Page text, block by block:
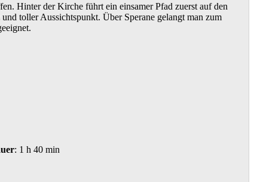
Hinter der Kirche führt ein einsamer Pfad zuerst auf den
toller Aussichtspunkt. Über Sperane gelangt man zum
: 1 h 40 min